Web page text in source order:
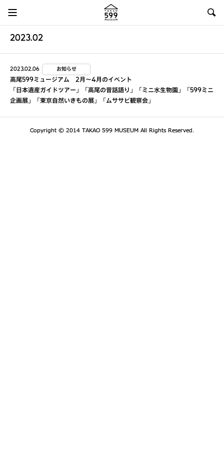
2023.02
2023.02.06 お知らせ
高尾599ミュージアム 2月～4月のイベント
「日本遺産ガイドツアー」「高尾の昔話語り」「ミニ水生物園」「599ミニ
企画展」「東京自然いきもの展」「ムササビ観察会」